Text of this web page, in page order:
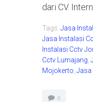
dari CV.
Tags: Jasa
Jasa Instalasi
Instalasi Cctv
Cctv Lumajang
Mojokerto Jasa
0